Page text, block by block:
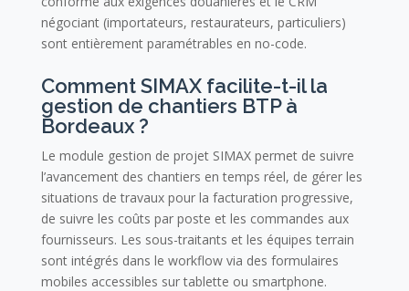
négociant (importateurs, restaurateurs, particuliers)
sont entièrement paramétrables en no-code.
Comment SIMAX facilite-t-il la
gestion de chantiers BTP à
Bordeaux ?
Le module gestion de projet SIMAX permet de suivre
l’avancement des chantiers en temps réel, de gérer les
situations de travaux pour la facturation progressive,
de suivre les coûts par poste et les commandes aux
fournisseurs. Les sous-traitants et les équipes terrain
sont intégrés dans le workflow via des formulaires
mobiles accessibles sur tablette ou smartphone.